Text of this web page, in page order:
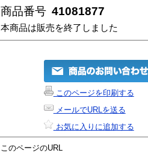
商品番号 41081877
本商品は販売を終了しました
このページを印刷する
メールでURLを送る
お気に入りに追加する
このページのURL